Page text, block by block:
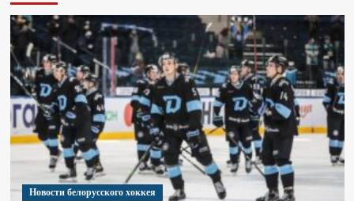
Новости белорусского хоккея